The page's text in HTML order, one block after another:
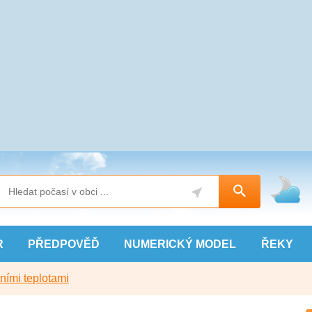
PŘEDPOVĚĎ NUMERICKÝ MODEL ŘEKY
teplotami